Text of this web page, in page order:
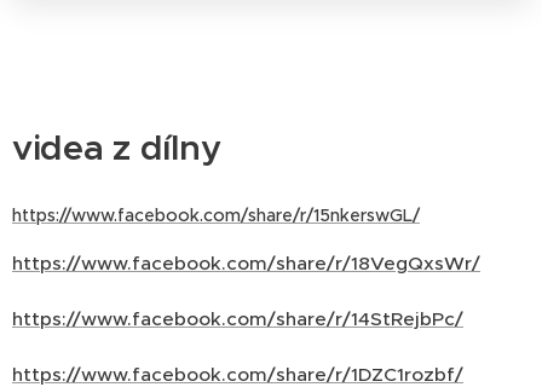
videa z dílny
https://www.facebook.com/share/r/15nkerswGL/
https://www.facebook.com/share/r/18VegQxsWr/
https://www.facebook.com/share/r/14StRejbPc/
https://www.facebook.com/share/r/1DZC1rozbf/